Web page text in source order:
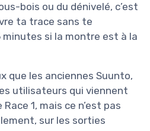
bois ou du dénivelé, c’est
ta trace sans te
si la montre est à la
que les anciennes Suunto,
utilisateurs qui viennent
Race 1, mais ce n’est pas
sur les sorties